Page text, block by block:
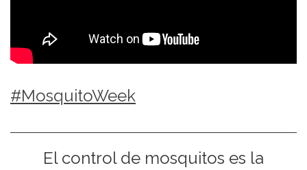
#MosquitoWeek
El control de mosquitos es la